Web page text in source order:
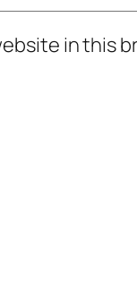
in this